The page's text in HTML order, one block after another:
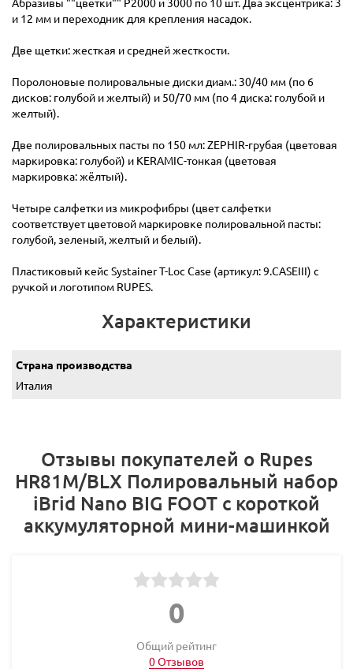
и 12 мм и переходник для крепления насадок.
Две щетки: жесткая и средней жесткости.
Поролоновые полировальные диски диам.: 30/40 мм (по 6
дисков: голубой и желтый) и 50/70 мм (по 4 диска: голубой и
желтый).
Две полировальных пасты по 150 мл: ZEPHIR-грубая (цветовая
маркировка: голубой) и KERAMIC-тонкая (цветовая
маркировка: жёлтый).
Четыре салфетки из микрофибры (цвет салфетки
соответствует цветовой маркировке полировальной пасты:
голубой, зеленый, желтый и белый).
Пластиковый кейс Systainer T-Loc Case (артикул: 9.CASEIII) с
ручкой и логотипом RUPES.
Характеристики
Страна производства
Италия
Отзывы покупателей о Rupes
HR81M/BLX Полировальный набор
iBrid Nano BIG FOOT с короткой
аккумуляторной мини-машинкой
0
Общий рейтинг
0 Отзывов